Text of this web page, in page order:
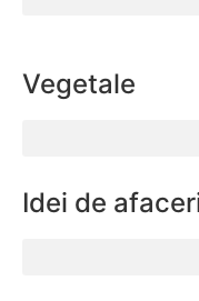
Vegetale
Idei de